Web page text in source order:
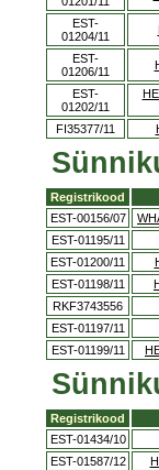
EST-
01204/11
EST-
01206/11
EST-
01202/11
FI35377/11
Registrikood
EST-00156/07
EST-01195/11
EST-01200/11
EST-01198/11
RKF3743556
EST-01197/11
EST-01199/11
Registrikood
EST-01434/10
EST-01587/12